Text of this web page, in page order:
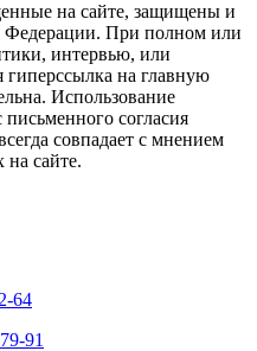
на сайте, защищены и
Федерации. При полном или
интервью, или
на главную
Использование
согласия
совпадает с мнением
на сайте.
64
91